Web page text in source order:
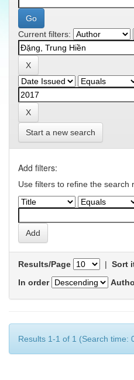
Current filters:
Start a new search
Add filters:
Use filters to refine the search
Results/Page | Sort
In order
Results 1-1 of 1 (Search time: